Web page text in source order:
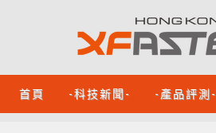
首頁 -科技新聞- -產品評測-